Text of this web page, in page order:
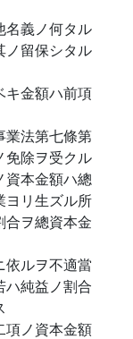
名義ノ何タル
ノ留保シタル
キ金額ハ前項
業法第七條第
免除ヲ受クル
資本金額ハ總
ヨリ生ズル所
合ヲ總資本金
依ルヲ不適當
ハ純益ノ割合
項ノ資本金額